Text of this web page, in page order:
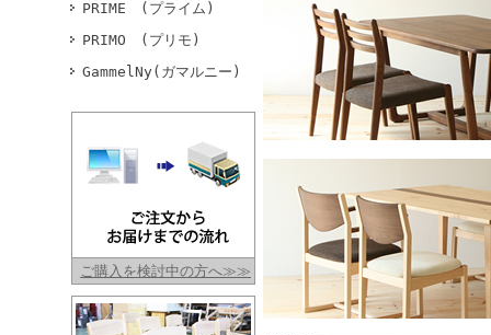
PRIME (プライム)
PRIMO (プリモ)
GammelNy(ガマルニー)
ご購入を検討中の方へ≫≫